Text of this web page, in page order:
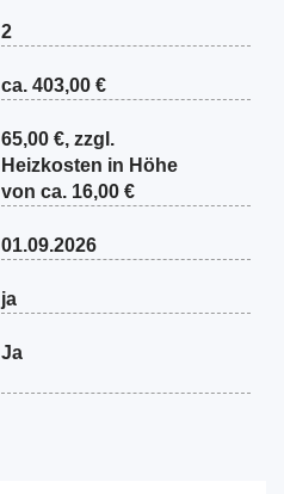
2
ca. 403,00 €
65,00 €, zzgl.
Heizkosten in Höhe
von ca. 16,00 €
01.09.2026
ja
Ja